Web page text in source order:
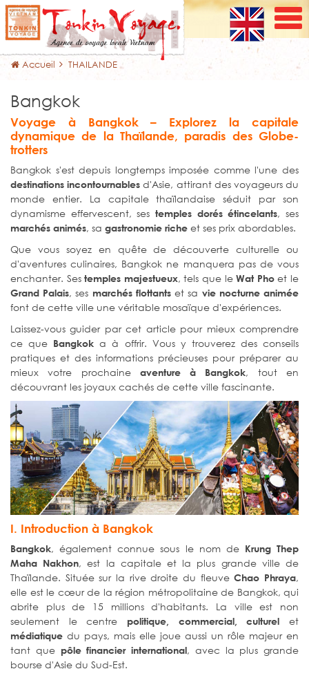
Accueil THAILANDE
Bangkok
Voyage à Bangkok – Explorez la capitale
dynamique de la Thaïlande, paradis des Globe-
trotters
Bangkok s'est depuis longtemps imposée comme l'une des
destinations incontournables d'Asie, attirant des voyageurs du
monde entier. La capitale thaïlandaise séduit par son
dynamisme effervescent, ses temples dorés étincelants, ses
marchés animés, sa gastronomie riche et ses prix abordables.
Que vous soyez en quête de découverte culturelle ou
d'aventures culinaires, Bangkok ne manquera pas de vous
enchanter. Sestemples majestueux, tels que leWat Phoet le
Grand Palais, ses marchés flottantset sa vie nocturne animée
font de cette ville une véritable mosaïque d'expériences.
Laissez-vous guider par cet article pour mieux comprendre
ce que Bangkok a à offrir. Vous y trouverez des conseils
pratiques et des informations précieuses pour préparer au
mieux votre prochaine aventure à Bangkok, tout en
découvrant les joyaux cachés de cette ville fascinante.
I. Introduction à Bangkok
Bangkok, également connue sous le nom de Krung Thep
Maha Nakhon, est la capitale et la plus grande ville de
Thaïlande. Située sur la rive droite du fleuveChao Phraya,
elle est le cœur de la région métropolitaine de Bangkok, qui
abrite plus de 15 millions d'habitants. La ville est non
seulement le centre
politique, commercial, culturel et
médiatique du pays, mais elle joue aussi un rôle majeur en
tant que pôle financier international, avec la plus grande
bourse d'Asie du Sud-Est.